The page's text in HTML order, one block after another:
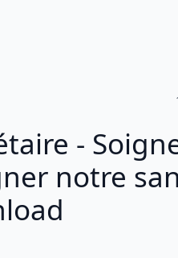
-
notre